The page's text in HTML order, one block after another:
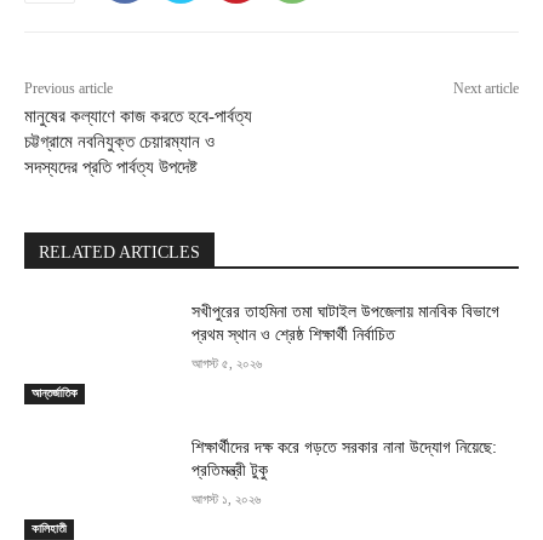
Previous article
মানুষের কল্যাণে কাজ করতে হবে-পার্বত্য
চট্টগ্রামে নবনিযুক্ত চেয়ারম্যান ও
সদস্যদের প্রতি পার্বত্য উপদেষ্ট
Next article
RELATED ARTICLES
আন্তর্জাতিক
সখীপুরের তাহমিনা তমা ঘাটাইল উপজেলায় মানবিক বিভাগে
প্রথম স্থান ও শ্রেষ্ঠ শিক্ষার্থী নির্বাচিত
আগস্ট ৫, ২০২৬
কালিহাতী
শিক্ষার্থীদের দক্ষ করে গড়তে সরকার নানা উদ্যোগ নিয়েছে:
প্রতিমন্ত্রী টুকু
আগস্ট ১, ২০২৬